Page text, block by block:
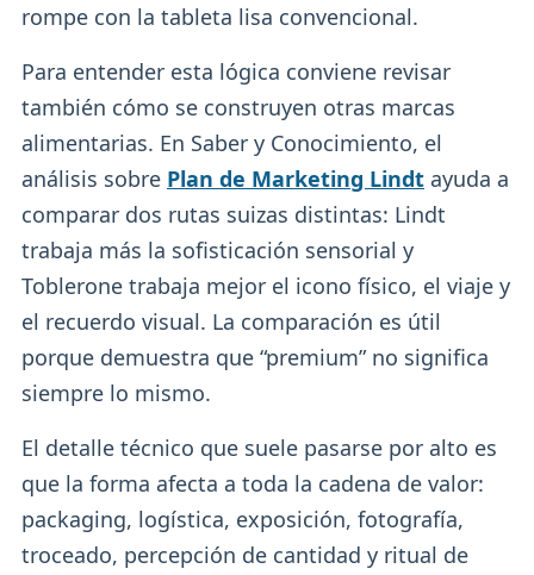
rompe con la tableta lisa convencional.
Para entender esta lógica conviene revisar
también cómo se construyen otras marcas
alimentarias. En Saber y Conocimiento, el
análisis sobre Plan de Marketing Lindt ayuda a
comparar dos rutas suizas distintas: Lindt
trabaja más la sofisticación sensorial y
Toblerone trabaja mejor el icono físico, el viaje y
el recuerdo visual. La comparación es útil
porque demuestra que “premium” no significa
siempre lo mismo.
El detalle técnico que suele pasarse por alto es
que la forma afecta a toda la cadena de valor:
packaging, logística, exposición, fotografía,
troceado, percepción de cantidad y ritual de